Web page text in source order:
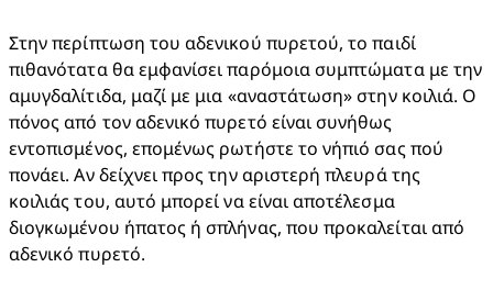
Στην περίπτωση του αδενικού πυρετού, το παιδί
πιθανότατα θα εμφανίσει παρόμοια συμπτώματα με την
αμυγδαλίτιδα, μαζί με μια «αναστάτωση» στην κοιλιά. Ο
πόνος από τον αδενικό πυρετό είναι συνήθως
εντοπισμένος, επομένως ρωτήστε το νήπιό σας πού
πονάει. Αν δείχνει προς την αριστερή πλευρά της
κοιλιάς του, αυτό μπορεί να είναι αποτέλεσμα
διογκωμένου ήπατος ή σπλήνας, που προκαλείται από
αδενικό πυρετό.​